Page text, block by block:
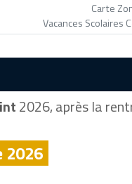
Carte
Vacances Scolaires
2026, après la
2026